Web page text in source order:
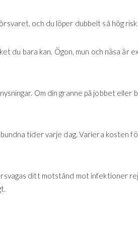
och du löper dubbelt så hög
du bara kan. Ögon, mun och näsa är
Om din granne på jobbet eller
tider varje dag. Variera kosten
ditt motstånd mot infektioner